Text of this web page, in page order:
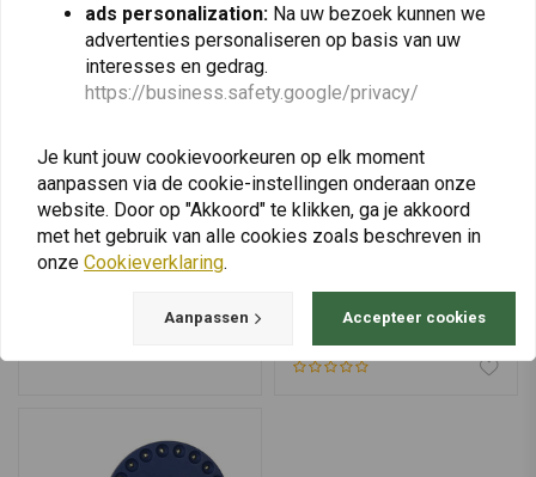
FOSTEX
Tactische Fosco-
ads personalization: Na uw bezoek kunnen we
advertenties personaliseren op basis van uw
interesses en gedrag.
https://business.safety.google/privacy/
Je kunt jouw cookievoorkeuren op elk moment
aanpassen via de cookie-instellingen onderaan onze
website. Door op "Akkoord" te klikken, ga je akkoord
met het gebruik van alle cookies zoals beschreven in
onze Cookieverklaring.
Aanpassen Accepteer cookies